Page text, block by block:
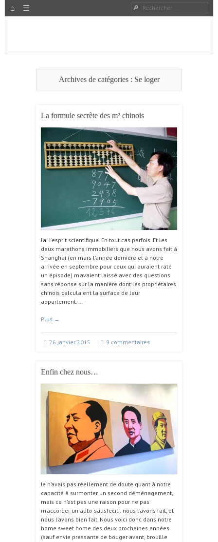
HOME Rechercher
Archives de catégories : Se loger
La formule secrète des m² chinois
J’ai l’esprit scientifique. En tout cas parfois. Et les
deux marathons immobiliers que nous avons fait à
Shanghai (en mars l’année dernière et à notre
arrivée en septembre pour ceux qui auraient raté
un épisode) m’avaient laissé avec des questions
sans réponse sur la manière dont les propriétaires
chinois calculaient la surface de leur
appartement. …
Plus →
26 janvier 2015 9 commentaires
Enfin chez nous…
Je n’avais pas réellement de doute quant à notre
capacité à surmonter un second déménagement,
mais ce n’est pas une raison pour ne pas
m’accorder un auto-satisfecit : nous l’avons fait, et
nous l’avons bien fait. Nous voici donc dans notre
home sweet home des deux prochaines années
(sauf envie pressante de bouger avant, brouille